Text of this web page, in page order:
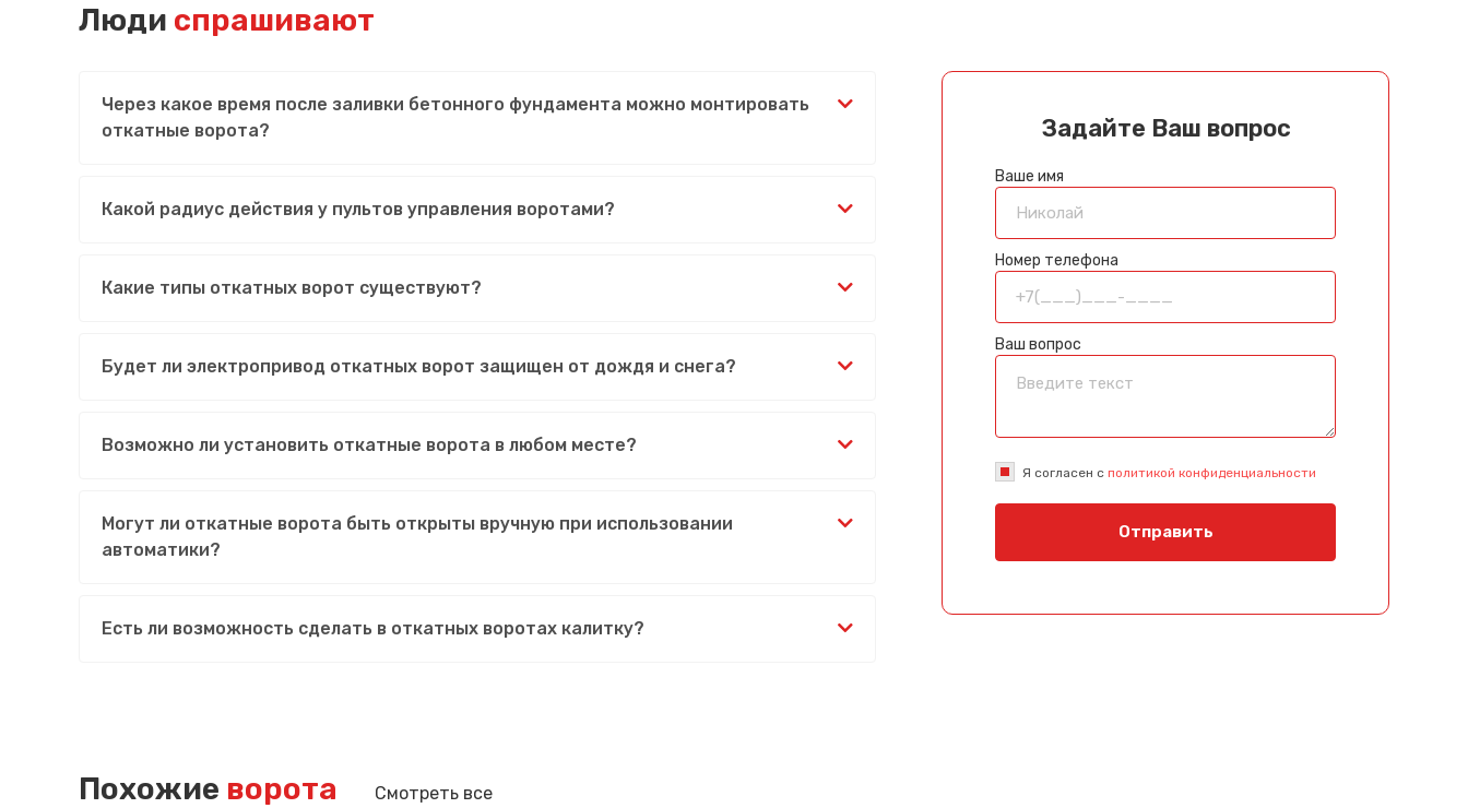
Люди спрашивают
Через какое время после заливки бетонного фундамента можно монтировать
откатные ворота?
Какой радиус действия у пультов управления воротами?
Какие типы откатных ворот существуют?
Будет ли электропривод откатных ворот защищен от дождя и снега?
Возможно ли установить откатные ворота в любом месте?
Могут ли откатные ворота быть открыты вручную при использовании
автоматики?
Есть ли возможность сделать в откатных воротах калитку?
Задайте Ваш вопрос
Ваше имя
Номер телефона
Ваш вопрос
Я согласен с политикой конфиденциальности
Отправить
Похожие ворота Смотреть все
Спасибо за обращение, наш специалист свяжется с Вами.